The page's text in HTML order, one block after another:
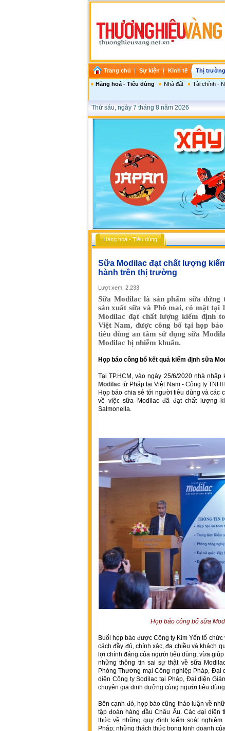
Trang chủ Sự kiện Kinh tế Thị trường
Hàng hoá - Tiêu dùng Nhà đất Tài chính -
Thứ sáu, ngày 7 tháng 8 năm 2026
Hàng hoá - Tiêu dùng
Sữa Modilac đạt chất lượng
hành trên thị trường
Lượt xem: 2.233
Sữa Modilac là sản phẩm sữa
sản xuất sữa và Phô mai, có mặt tại
Modilac đạt chất lượng kiểm định
Việt Nam, được công bố tại họp
tiêu dùng an tâm sử dụng sữa
Modilac bị nhiễm khuẩn.
Họp báo công bố kết quả kiểm định sữa
Tại TP.HCM, vào ngày 25/6/2020 nhà
Modilac từ Pháp tại Việt Nam - Công ty
Họp báo chia sẻ tới người tiêu dùng và các
về việc sữa Modilac đã đạt chất lượng
Salmonella.
Họp báo công bố sữa
Buổi họp báo được Công ty Kim Yến tổ
cách đầy đủ, chính xác, đa chiều và khách
lợi chính đáng của người tiêu dùng, vừa
những thông tin sai sự thật về sữa
Phòng Thương mại Công nghiệp Pháp,
diện Công ty Sodilac tại Pháp, Đại diện
chuyên gia dinh dưỡng cùng người tiêu
Bên cạnh đó, họp báo cũng thảo luận về
tập đoàn hàng đầu Châu Âu. Các đại diện
thức về những quy định kiểm soát
Pháp; những thách thức trong kinh doanh